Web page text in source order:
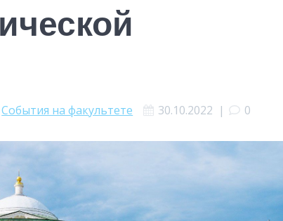
События на факультете 30.10.2022 | 0